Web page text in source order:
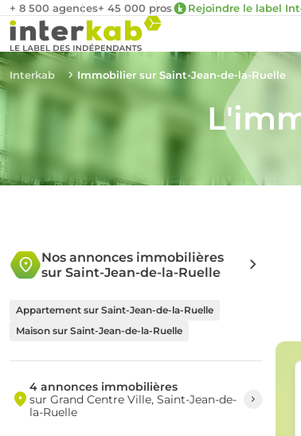
+ 8 500 agences+ 45 000 pros Rejoindre le label
Interkab Immobilier sur Saint-Jean-de-la-Ruelle
Nos annonces immobilières
sur Saint-Jean-de-la-Ruelle
Appartement sur Saint-Jean-de-la-Ruelle
Maison sur Saint-Jean-de-la-Ruelle
4 annonces immobilières
sur Grand Centre Ville, Saint-Jean-de-
la-Ruelle